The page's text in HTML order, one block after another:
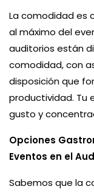
La comodidad es
al máximo del
auditorios están
comodidad, con
disposición que
productividad. Tu
gusto y
Opciones
Eventos en el
Sabemos que la